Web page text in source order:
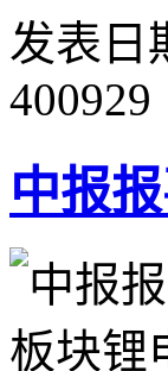
发表日
400929
中报